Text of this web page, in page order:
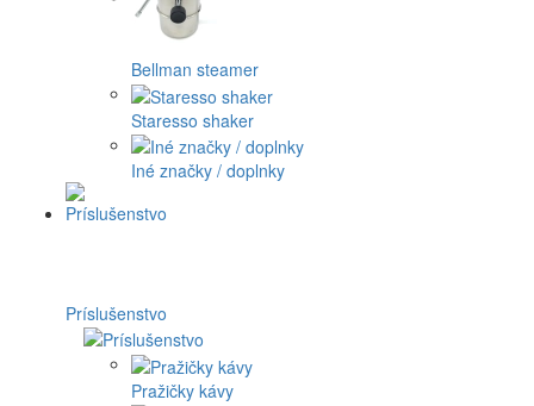
Bellman steamer
Staresso shaker
Iné značky / doplnky
Príslušenstvo
Pražičky kávy